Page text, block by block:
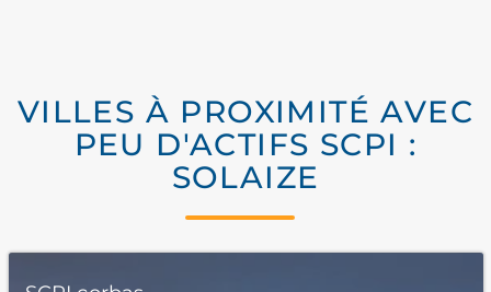
VILLES À PROXIMITÉ AVEC
PEU D'ACTIFS SCPI :
SOLAIZE